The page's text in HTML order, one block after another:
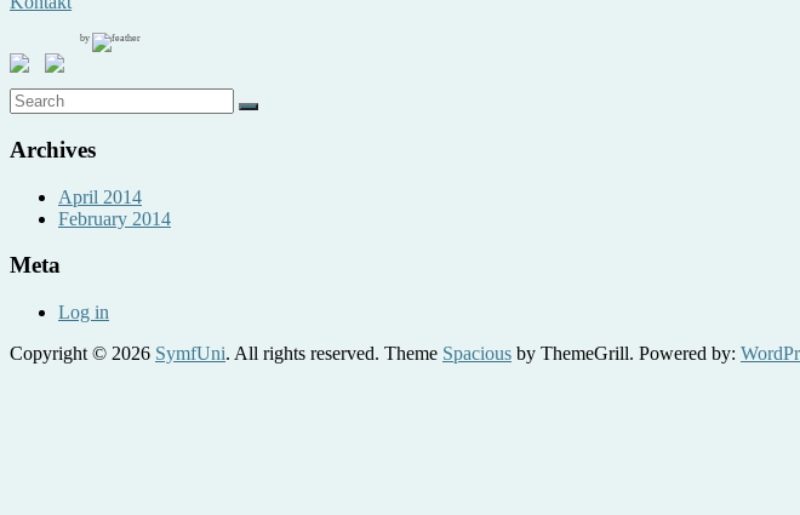
by
Archives
April 2014
February 2014
Meta
Log in
Copyright © 2026 SymfUni. All rights reserved. Theme Spacious by ThemeGrill. Powered by: